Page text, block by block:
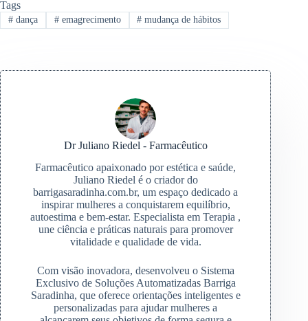
Tags
#dança #emagrecimento # mudança de hábitos
Dr Juliano Riedel - Farmacêutico
Farmacêutico apaixonado por estética e saúde,
Juliano Riedel é o criador do
barrigasaradinha.com.br, um espaço dedicado a
inspirar mulheres a conquistarem equilíbrio,
autoestima e bem-estar. Especialista em Terapia ,
une ciência e práticas naturais para promover
vitalidade e qualidade de vida.
Com visão inovadora, desenvolveu o Sistema
Exclusivo de Soluções Automatizadas Barriga
Saradinha, que oferece orientações inteligentes e
personalizadas para ajudar mulheres a